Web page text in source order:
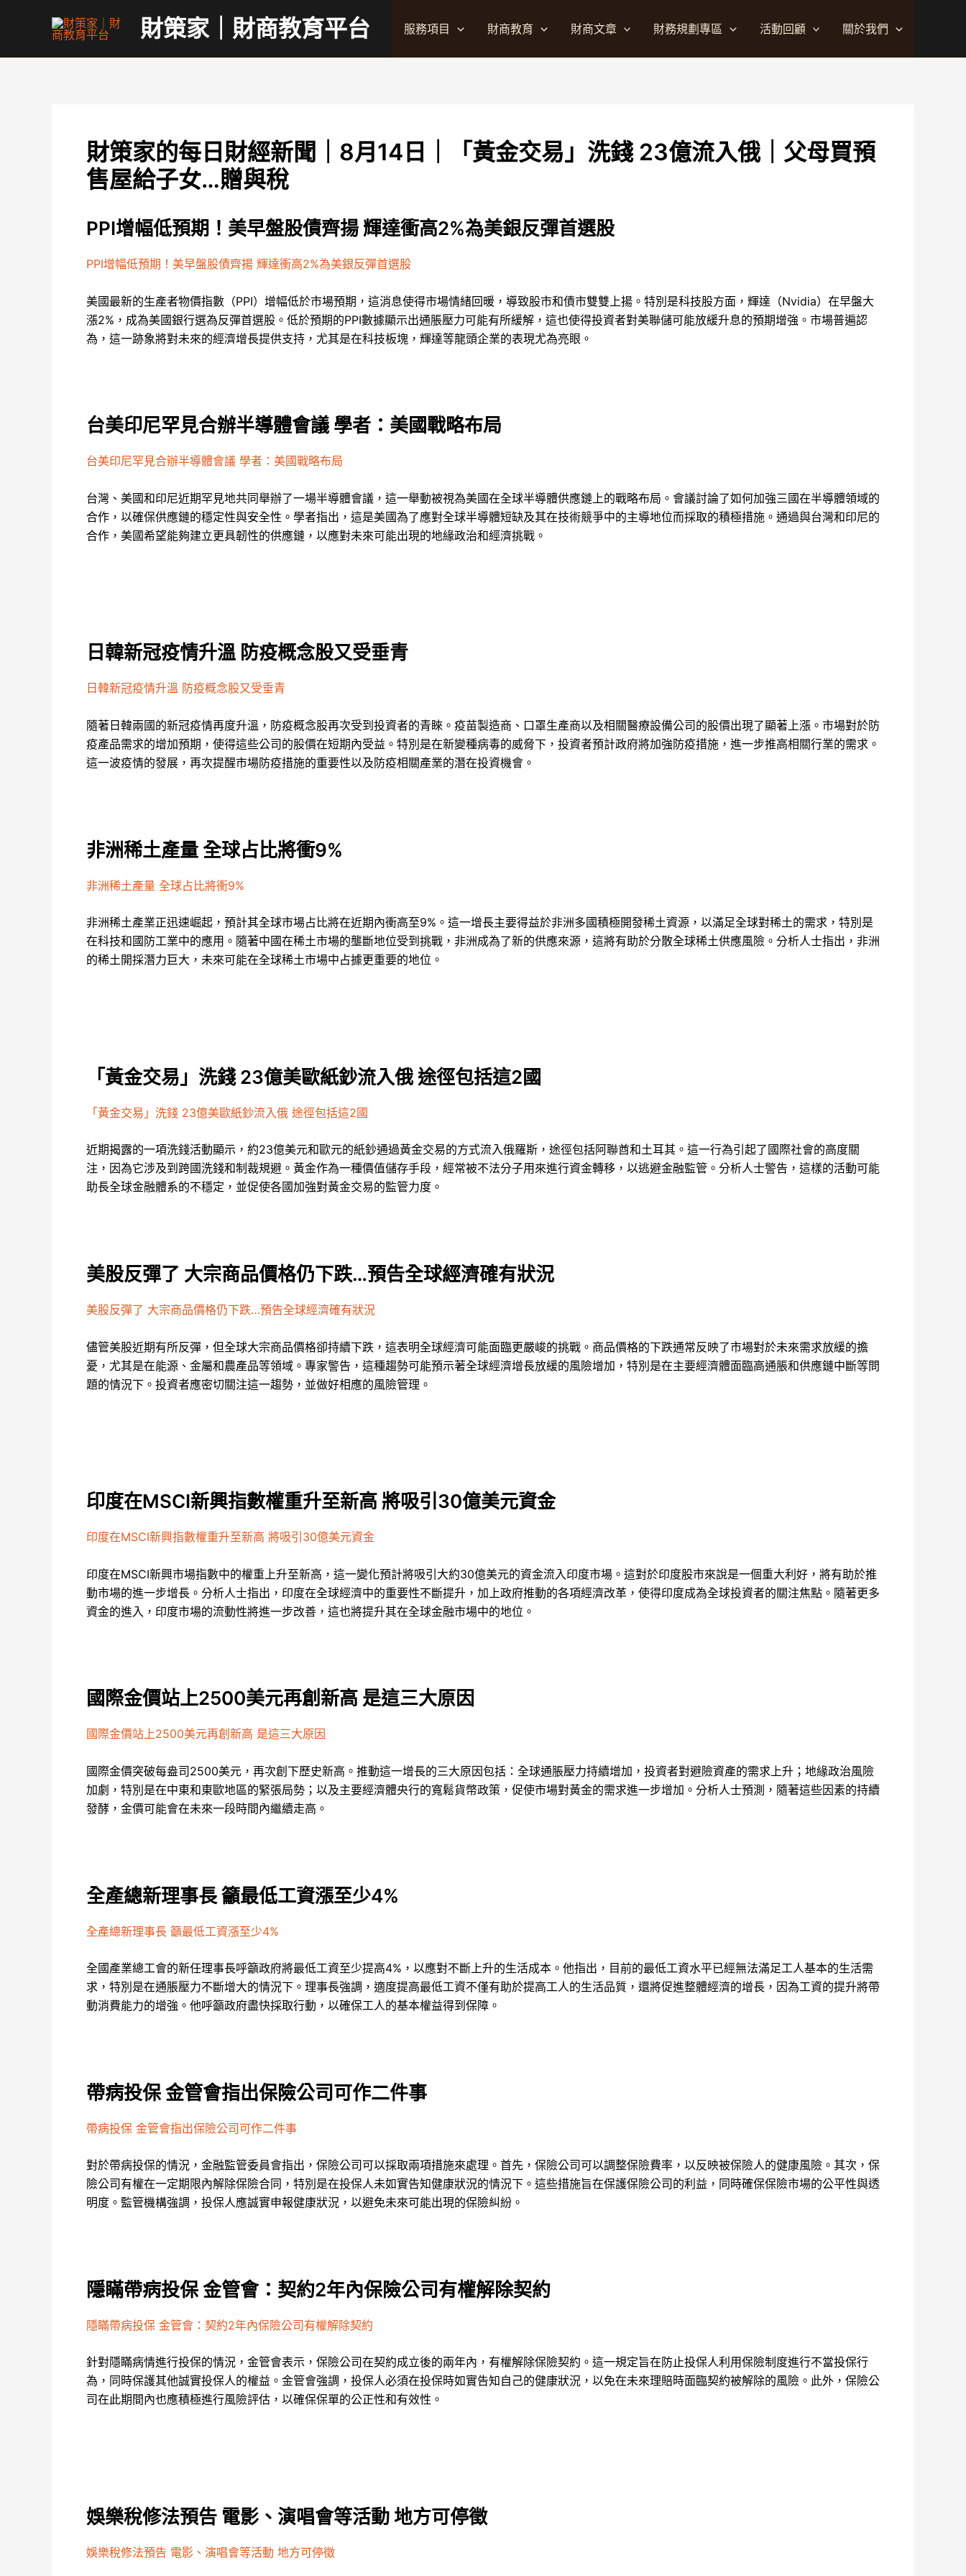
財策家｜財商教育平台 服務項目 財商教育 財商文章 財務規劃專區 活動回顧 關於我們
財策家的每日財經新聞｜8月14日｜「黃金交易」洗錢 23億流入俄｜父母買預
售屋給子女…贈與稅
PPI增幅低預期！美早盤股債齊揚 輝達衝高2%為美銀反彈首選股
PPI增幅低預期！美早盤股債齊揚 輝達衝高2%為美銀反彈首選股
美國最新的生產者物價指數（PPI）增幅低於市場預期，這消息使得市場情緒回暖，導致股市和債市雙雙上揚。特別是科技股方面，輝達（Nvidia）在早盤大
漲2%，成為美國銀行選為反彈首選股。低於預期的PPI數據顯示出通脹壓力可能有所緩解，這也使得投資者對美聯儲可能放緩升息的預期增強。市場普遍認
為，這一跡象將對未來的經濟增長提供支持，尤其是在科技板塊，輝達等龍頭企業的表現尤為亮眼。
台美印尼罕見合辦半導體會議 學者：美國戰略布局
台美印尼罕見合辦半導體會議 學者：美國戰略布局
台灣、美國和印尼近期罕見地共同舉辦了一場半導體會議，這一舉動被視為美國在全球半導體供應鏈上的戰略布局。會議討論了如何加強三國在半導體領域的
合作，以確保供應鏈的穩定性與安全性。學者指出，這是美國為了應對全球半導體短缺及其在技術競爭中的主導地位而採取的積極措施。通過與台灣和印尼的
合作，美國希望能夠建立更具韌性的供應鏈，以應對未來可能出現的地緣政治和經濟挑戰。
日韓新冠疫情升溫 防疫概念股又受垂青
日韓新冠疫情升溫 防疫概念股又受垂青
隨著日韓兩國的新冠疫情再度升溫，防疫概念股再次受到投資者的青睞。疫苗製造商、口罩生產商以及相關醫療設備公司的股價出現了顯著上漲。市場對於防
疫產品需求的增加預期，使得這些公司的股價在短期內受益。特別是在新變種病毒的威脅下，投資者預計政府將加強防疫措施，進一步推高相關行業的需求。
這一波疫情的發展，再次提醒市場防疫措施的重要性以及防疫相關產業的潛在投資機會。
非洲稀土產量 全球占比將衝9%
非洲稀土產量 全球占比將衝9%
非洲稀土產業正迅速崛起，預計其全球市場占比將在近期內衝高至9%。這一增長主要得益於非洲多國積極開發稀土資源，以滿足全球對稀土的需求，特別是
在科技和國防工業中的應用。隨著中國在稀土市場的壟斷地位受到挑戰，非洲成為了新的供應來源，這將有助於分散全球稀土供應風險。分析人士指出，非洲
的稀土開採潛力巨大，未來可能在全球稀土市場中占據更重要的地位。
「黃金交易」洗錢 23億美歐紙鈔流入俄 途徑包括這2國
「黃金交易」洗錢 23億美歐紙鈔流入俄 途徑包括這2國
近期揭露的一項洗錢活動顯示，約23億美元和歐元的紙鈔通過黃金交易的方式流入俄羅斯，途徑包括阿聯酋和土耳其。這一行為引起了國際社會的高度關
注，因為它涉及到跨國洗錢和制裁規避。黃金作為一種價值儲存手段，經常被不法分子用來進行資金轉移，以逃避金融監管。分析人士警告，這樣的活動可能
助長全球金融體系的不穩定，並促使各國加強對黃金交易的監管力度。
美股反彈了 大宗商品價格仍下跌…預告全球經濟確有狀況
美股反彈了 大宗商品價格仍下跌…預告全球經濟確有狀況
儘管美股近期有所反彈，但全球大宗商品價格卻持續下跌，這表明全球經濟可能面臨更嚴峻的挑戰。商品價格的下跌通常反映了市場對於未來需求放緩的擔
憂，尤其是在能源、金屬和農產品等領域。專家警告，這種趨勢可能預示著全球經濟增長放緩的風險增加，特別是在主要經濟體面臨高通脹和供應鏈中斷等問
題的情況下。投資者應密切關注這一趨勢，並做好相應的風險管理。
印度在MSCI新興指數權重升至新高 將吸引30億美元資金
印度在MSCI新興指數權重升至新高 將吸引30億美元資金
印度在MSCI新興市場指數中的權重上升至新高，這一變化預計將吸引大約30億美元的資金流入印度市場。這對於印度股市來說是一個重大利好，將有助於推
動市場的進一步增長。分析人士指出，印度在全球經濟中的重要性不斷提升，加上政府推動的各項經濟改革，使得印度成為全球投資者的關注焦點。隨著更多
資金的進入，印度市場的流動性將進一步改善，這也將提升其在全球金融市場中的地位。
國際金價站上2500美元再創新高 是這三大原因
國際金價站上2500美元再創新高 是這三大原因
國際金價突破每盎司2500美元，再次創下歷史新高。推動這一增長的三大原因包括：全球通脹壓力持續增加，投資者對避險資產的需求上升；地緣政治風險
加劇，特別是在中東和東歐地區的緊張局勢；以及主要經濟體央行的寬鬆貨幣政策，促使市場對黃金的需求進一步增加。分析人士預測，隨著這些因素的持續
發酵，金價可能會在未來一段時間內繼續走高。
全產總新理事長 籲最低工資漲至少4%
全產總新理事長 籲最低工資漲至少4%
全國產業總工會的新任理事長呼籲政府將最低工資至少提高4%，以應對不斷上升的生活成本。他指出，目前的最低工資水平已經無法滿足工人基本的生活需
求，特別是在通脹壓力不斷增大的情況下。理事長強調，適度提高最低工資不僅有助於提高工人的生活品質，還將促進整體經濟的增長，因為工資的提升將帶
動消費能力的增強。他呼籲政府盡快採取行動，以確保工人的基本權益得到保障。
帶病投保 金管會指出保險公司可作二件事
帶病投保 金管會指出保險公司可作二件事
對於帶病投保的情況，金融監管委員會指出，保險公司可以採取兩項措施來處理。首先，保險公司可以調整保險費率，以反映被保險人的健康風險。其次，保
險公司有權在一定期限內解除保險合同，特別是在投保人未如實告知健康狀況的情況下。這些措施旨在保護保險公司的利益，同時確保保險市場的公平性與透
明度。監管機構強調，投保人應誠實申報健康狀況，以避免未來可能出現的保險糾紛。
隱瞞帶病投保 金管會：契約2年內保險公司有權解除契約
隱瞞帶病投保 金管會：契約2年內保險公司有權解除契約
針對隱瞞病情進行投保的情況，金管會表示，保險公司在契約成立後的兩年內，有權解除保險契約。這一規定旨在防止投保人利用保險制度進行不當投保行
為，同時保護其他誠實投保人的權益。金管會強調，投保人必須在投保時如實告知自己的健康狀況，以免在未來理賠時面臨契約被解除的風險。此外，保險公
司在此期間內也應積極進行風險評估，以確保保單的公正性和有效性。
娛樂稅修法預告 電影、演唱會等活動 地方可停徵
娛樂稅修法預告 電影、演唱會等活動 地方可停徵